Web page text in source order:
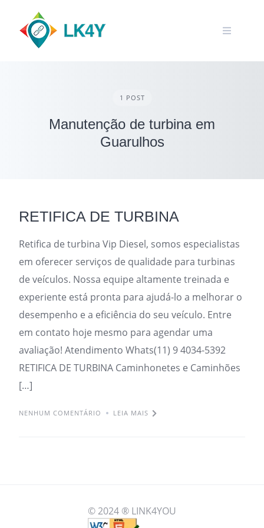
content
1 POST
Manutenção de turbina em
Guarulhos
RETIFICA DE TURBINA
Retifica de turbina Vip Diesel, somos especialistas
em oferecer serviços de qualidade para turbinas
de veículos. Nossa equipe altamente treinada e
experiente está pronta para ajudá-lo a melhorar o
desempenho e a eficiência do seu veículo. Entre
em contato hoje mesmo para agendar uma
avaliação! Atendimento Whats(11) 9 4034-5392
RETIFICA DE TURBINA Caminhonetes e Caminhões
[…]
NENHUM COMENTÁRIO LEIA MAIS
© 2024 ® LINK4YOU